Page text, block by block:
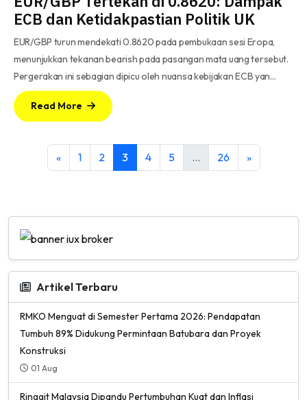
ECB dan Ketidakpastian Politik UK
EUR/GBP turun mendekati 0.8620 pada pembukaan sesi Eropa,
menunjukkan tekanan bearish pada pasangan mata uang tersebut.
Pergerakan ini sebagian dipicu oleh nuansa kebijakan ECB yan…
Read More
« 1 2 3 4 5 … 26 »
Artikel Terbaru
RMKO Menguat di Semester Pertama 2026: Pendapatan
Tumbuh 89% Didukung Permintaan Batubara dan Proyek
Konstruksi
01 Aug
Ringgit Malaysia Dipandu Pertumbuhan Kuat dan Inflasi